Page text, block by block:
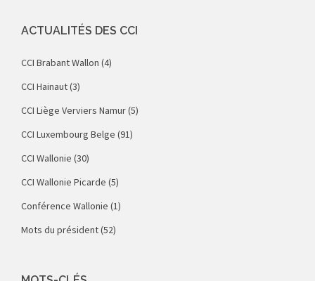
ACTUALITÉS DES CCI
CCI Brabant Wallon (4)
CCI Hainaut(3)
CCI Liège Verviers Namur(5)
CCI Luxembourg Belge (91)
CCI Wallonie (30)
CCI Wallonie Picarde (5)
Conférence Wallonie (1)
Mots du président(52)